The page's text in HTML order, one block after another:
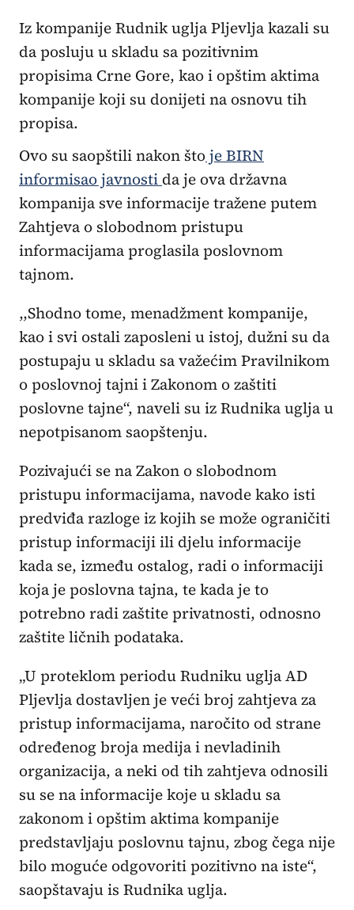
Iz kompanije Rudnik uglja Pljevlja kazali su
da posluju u skladu sa pozitivnim
propisima Crne Gore, kao i opštim aktima
kompanije koji su donijeti na osnovu tih
propisa.
Ovo su saopštili nakon štoje BIRN
informisao javnosti da je ova državna
kompanija sve informacije tražene putem
Zahtjeva o slobodnom pristupu
informacijama proglasila poslovnom
tajnom.
,,Shodno tome, menadžment kompanije,
kao i svi ostali zaposleni u istoj, dužni su da
postupaju u skladu sa važećim Pravilnikom
o poslovnoj tajni i Zakonom o zaštiti
poslovne tajne“, naveli su iz Rudnika uglja u
nepotpisanom saopštenju.
Pozivajući se na Zakon o slobodnom
pristupu informacijama, navode kako isti
predviđa razloge iz kojih se može ograničiti
pristup informaciji ili djelu informacije
kada se, između ostalog, radi o informaciji
koja je poslovna tajna, te kada je to
potrebno radi zaštite privatnosti, odnosno
zaštite ličnih podataka.
„U proteklom periodu Rudniku uglja AD
Pljevlja dostavljen je veći broj zahtjeva za
pristup informacijama, naročito od strane
određenog broja medija i nevladinih
organizacija, a neki od tih zahtjeva odnosili
su se na informacije koje u skladu sa
zakonom i opštim aktima kompanije
predstavljaju poslovnu tajnu, zbog čega nije
bilo moguće odgovoriti pozitivno na iste“,
saopštavaju is Rudnika uglja.